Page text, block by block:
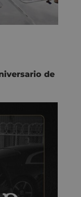
de